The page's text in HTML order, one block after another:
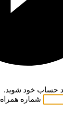
حساب خود شوید.
شماره همراه